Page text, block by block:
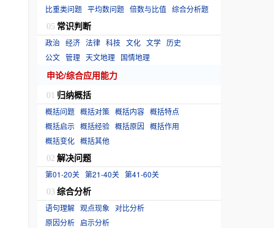
比重类问题 平均数问题 倍数与比值 综合分析题
05 常识判断
政治 经济 法律 科技 文化 文学 历史
公文 管理 天文地理 国情地理
申论/综合应用能力
01 归纳概括
概括问题 概括对策 概括内容 概括特点
概括启示 概括经验 概括原因 概括作用
概括变化 概括其他
02 解决问题
第01-20关 第21-40关 第41-60关
03 综合分析
语句理解 观点现象 对比分析
原因分析 启示分析